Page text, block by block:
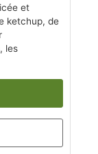
et
ketchup, de
les